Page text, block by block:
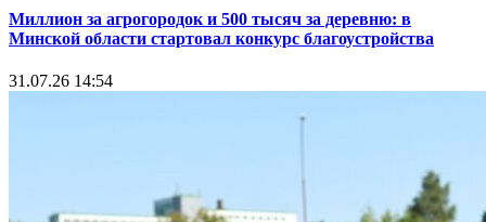
Миллион за агрогородок и 500 тысяч за деревню: в
Минской области стартовал конкурс благоустройства
31.07.26 14:54